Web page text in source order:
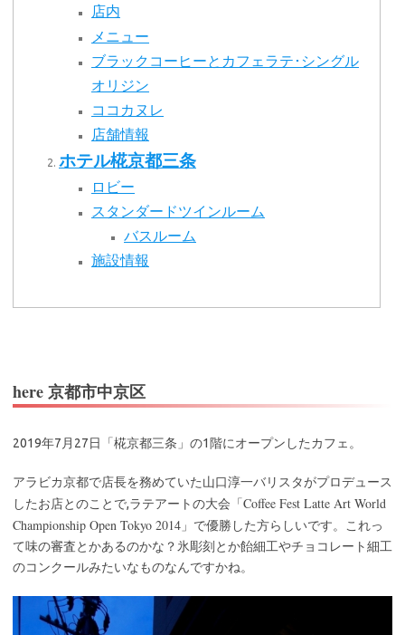
店内
メニュー
ブラックコーヒーとカフェラテ･シングル
オリジン
ココカヌレ
店舗情報
ホテル椛京都三条
ロビー
スタンダードツインルーム
バスルーム
施設情報
here 京都市中京区
2019年7月27日「椛京都三条」の1階にオープンしたカフェ。
アラビカ京都で店長を務めていた山口淳一バリスタがプロデュース
したお店とのことで,ラテアートの大会「Coffee Fest Latte Art World
Championship Open Tokyo 2014 」で優勝した方らしいです。これっ
て味の審査とかあるのかな？氷彫刻とか飴細工やチョコレート細工
のコンクールみたいなものなんですかね。